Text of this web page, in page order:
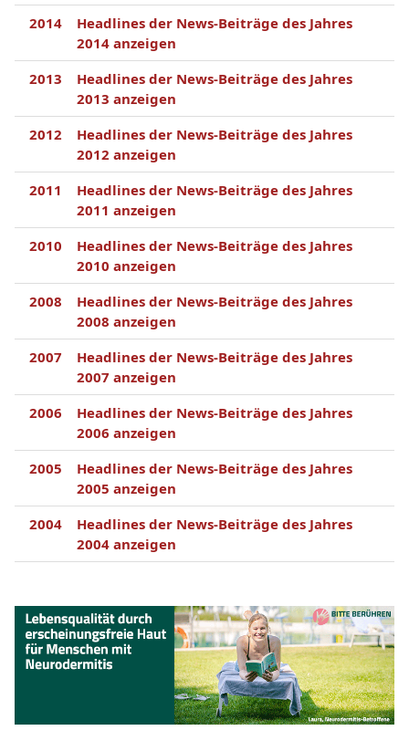
2014
Headlines der News-Beiträge des Jahres
2014 anzeigen
2013
Headlines der News-Beiträge des Jahres
2013 anzeigen
2012
Headlines der News-Beiträge des Jahres
2012 anzeigen
2011
Headlines der News-Beiträge des Jahres
2011 anzeigen
2010
Headlines der News-Beiträge des Jahres
2010 anzeigen
2008
Headlines der News-Beiträge des Jahres
2008 anzeigen
2007
Headlines der News-Beiträge des Jahres
2007 anzeigen
2006
Headlines der News-Beiträge des Jahres
2006 anzeigen
2005
Headlines der News-Beiträge des Jahres
2005 anzeigen
2004
Headlines der News-Beiträge des Jahres
2004 anzeigen